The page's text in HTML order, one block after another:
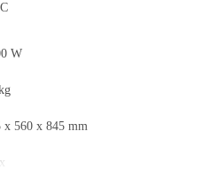
CƠ - XOAY LÀ
thiện, tối giản thao tác – chỉ một
W
x 560 x 845 mm